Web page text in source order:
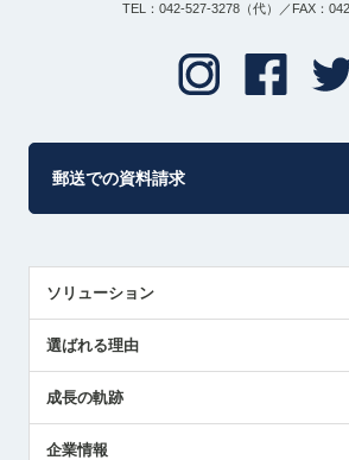
TEL：042-527-3278（代）／FAX：
郵送での資料請求
ソリューション
解決策提案
選ばれる理由
成長の軌跡
企業情報